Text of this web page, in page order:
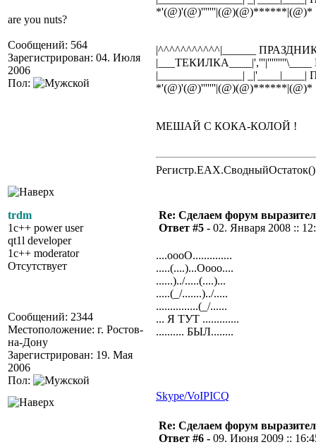
are you nuts?
Сообщений: 564
Зарегистрирован: 04. Июля
2006
Пол:
*'(@)'(@)'''''''|(@)(@)******|(@)*
|^^^^^^^^^^^|______
|_______________|
*'(@)'(@)'''''''|(@)(@)******|(@)*
МЕШАЙ С КОКА-КОЛОЙ !
Регистр.EAX.СводныйОстаток()
trdm
1c++ power user
qt1l developer
1c++ moderator
Отсутствует
Сообщений: 2344
Местоположение: г. Ростов-
на-Дону
Зарегистрирован: 19. Мая
2006
Пол:
Re: Сделаем форум
Ответ #5 - 02. Января 2008 ::
....oooO..............
.....(....)...Oooo....
......)../.....(....)...
.....(_/.......)../.....
...............(_/......
... Я ТУТ .............
.......... БЫЛ........
Skype/VoIPICQ
Re: Сделаем форум
Ответ #6 - 09. Июня 2009 ::